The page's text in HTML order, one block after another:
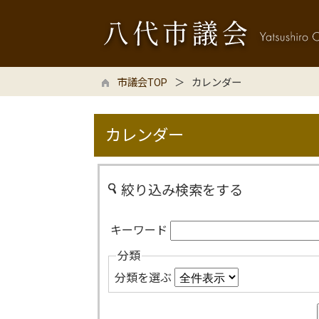
市議会TOP カレンダー
カレンダー
絞り込み検索をする
キーワード
分類
分類を選ぶ